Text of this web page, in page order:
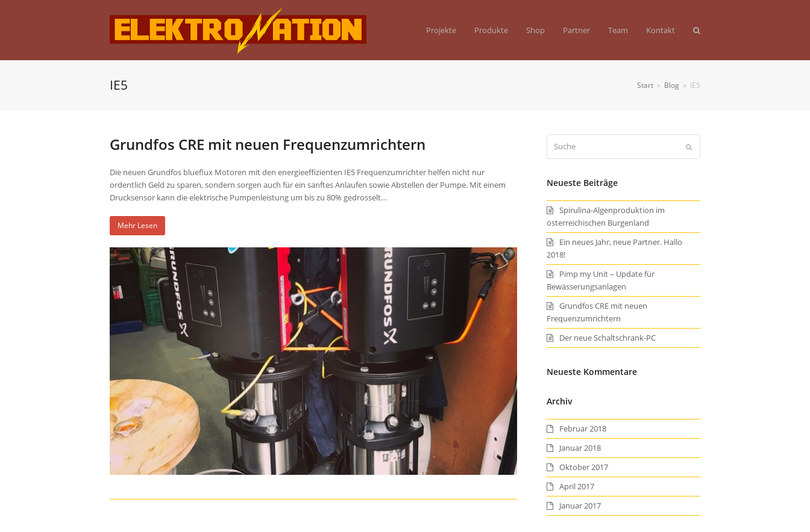
Projekte Produkte Shop Partner Team Kontakt
IE5 Start » Blog » IE5
Grundfos CRE mit neuen Frequenzumrichtern
Die neuen Grundfos blueflux Motoren mit den energieeffizienten IE5 Frequenzumrichter helfen nicht nur
ordentlich Geld zu sparen, sondern sorgen auch für ein sanftes Anlaufen sowie Abstellen der Pumpe. Mit einem
Drucksensor kann die elektrische Pumpenleistung um bis zu 80% gedrosselt…
Mehr Lesen
Neueste Beiträge
Spirulina-Algenproduktion im
österreichischen Burgenland
Ein neues Jahr, neue Partner. Hallo
2018!
Pimp my Unit – Update für
Bewässerungsanlagen
Grundfos CRE mit neuen
Frequenzumrichtern
Der neue Schaltschrank-PC
Neueste Kommentare
Archiv
Februar 2018
Januar 2018
Oktober 2017
April 2017
Januar 2017